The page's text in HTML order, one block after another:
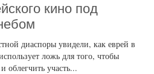
кино под
диаспоры увидели, как еврей в
ложь для того, чтобы
облегчить участь...